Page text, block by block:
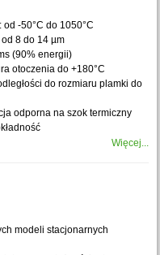
-50°C do 1050°C
8 do 14 µm
(90% energii)
otoczenia do +180°C
do rozmiaru plamki do
odporna na szok termiczny
Więcej...
modeli stacjonarnych